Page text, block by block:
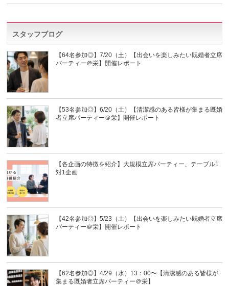
スタッフブログ
【64名参加◎】7/20（土）【出会いを楽しみたい既婚者立席
パーティー＠栄】開催レポート
【53名参加◎】6/20（土）【清潔感のある皆様が集まる既婚
者立席パーティー＠栄】開催レポート
【各企画の特徴を紹介】大規模立席パーティー、テーブル1
対1企画
【42名参加◎】5/23（土）【出会いを楽しみたい既婚者立席
パーティー＠栄】開催レポート
【62名参加◎】4/29（水）13：00〜【清潔感のある皆様が
集まる既婚者立席パーティー＠栄】